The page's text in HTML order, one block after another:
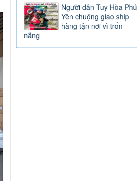
Người dân Tuy Hòa Phú
Yên chuộng giao ship
hàng tận nơi vì trốn
nắng